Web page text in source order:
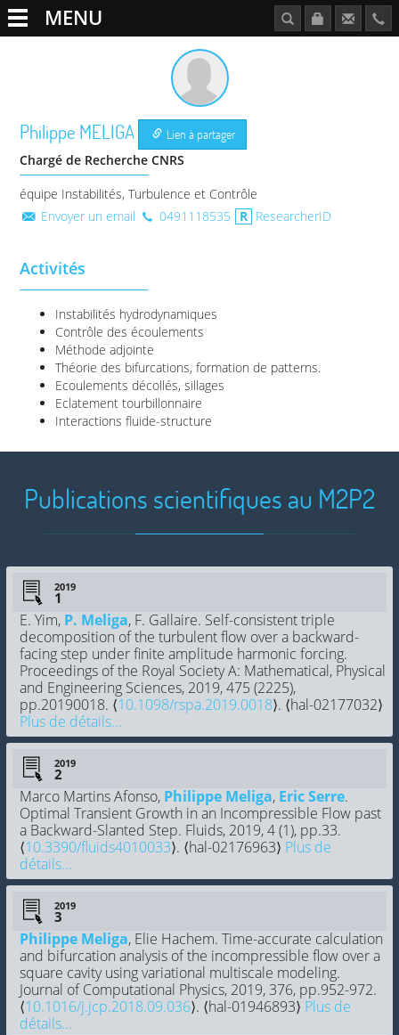
MENU
Philippe MELIGA
Lien à partager
Chargé de Recherche CNRS
équipe Instabilités, Turbulence et Contrôle
Envoyer un email
0491118535 ResearcherID
Activités
Instabilités hydrodynamiques
Contrôle des écoulements
Méthode adjointe
Théorie des bifurcations, formation de patterns.
Ecoulements décollés, sillages
Eclatement tourbillonnaire
Interactions fluide-structure
Publications scientifiques au M2P2
2019
E. Yim, P. Meliga, F. Gallaire. Self-consistent triple
decomposition of the turbulent flow over a backward-
facing step under finite amplitude harmonic forcing.
Proceedings of the Royal Society A: Mathematical, Physical
and Engineering Sciences, 2019, 475 (2225),
pp.20190018. ⟨10.1098/rspa.2019.0018⟩. ⟨hal-02177032⟩
Plus de détails...
2019
Marco Martins Afonso, Philippe Meliga, Eric Serre.
Optimal Transient Growth in an Incompressible Flow past
a Backward-Slanted Step. Fluids, 2019, 4 (1), pp.33.
⟨10.3390/fluids4010033⟩. ⟨hal-02176963⟩ Plus de
détails...
2019
Philippe Meliga, Elie Hachem. Time-accurate calculation
and bifurcation analysis of the incompressible flow over a
square cavity using variational multiscale modeling.
Journal of Computational Physics, 2019, 376, pp.952-972.
⟨10.1016/j.jcp.2018.09.036⟩. ⟨hal-01946893⟩ Plus de
détails...